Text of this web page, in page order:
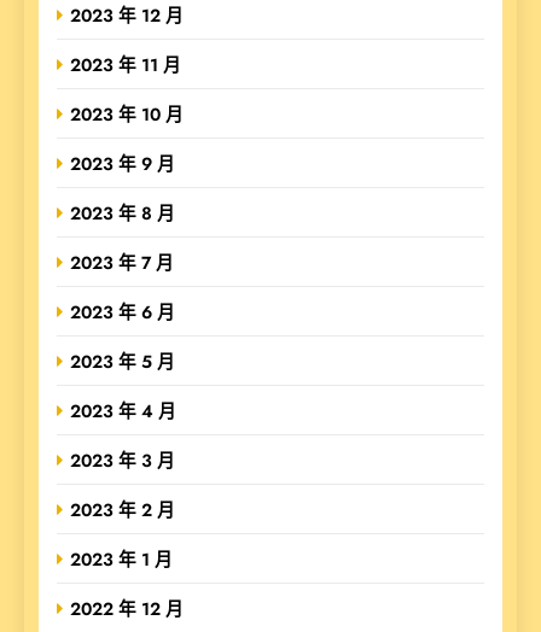
2023 年 12 月
2023 年 11 月
2023 年 10 月
2023 年 9 月
2023 年 8 月
2023 年 7 月
2023 年 6 月
2023 年 5 月
2023 年 4 月
2023 年 3 月
2023 年 2 月
2023 年 1 月
2022 年 12 月